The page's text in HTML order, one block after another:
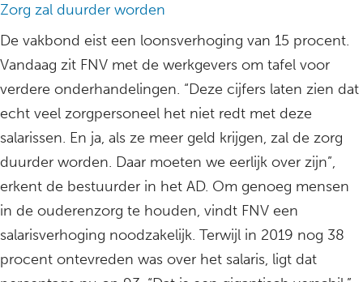
Zorg zal duurder worden
De vakbond eist een loonsverhoging van 15 procent.
Vandaag zit FNV met de werkgevers om tafel voor
verdere onderhandelingen. “Deze cijfers laten zien dat
echt veel zorgpersoneel het niet redt met deze
salarissen. En ja, als ze meer geld krijgen, zal de zorg
duurder worden. Daar moeten we eerlijk over zijn”,
erkent de bestuurder in het AD. Om genoeg mensen
in de ouderenzorg te houden, vindt FNV een
salarisverhoging noodzakelijk. Terwijl in 2019 nog 38
procent ontevreden was over het salaris, ligt dat